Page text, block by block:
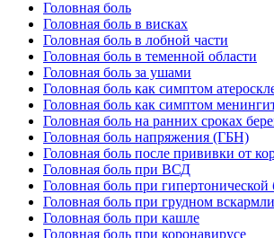
Головная боль
Головная боль в висках
Головная боль в лобной части
Головная боль в теменной области
Головная боль за ушами
Головная боль как симптом
Головная боль как симптом
Головная боль на ранних сроках
Головная боль напряжения (ГБН)
Головная боль после прививки от
Головная боль при ВСД
Головная боль при гипертонической
Головная боль при грудном
Головная боль при кашле
Головная боль при коронавирусе